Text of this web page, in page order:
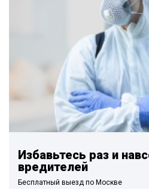
Избавьтесь раз и
вредителей
Бесплатный выезд по Москве